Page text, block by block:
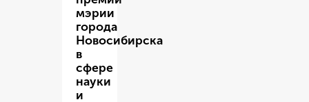
мэрии
города
Новосибирска
в
сфере
науки
и